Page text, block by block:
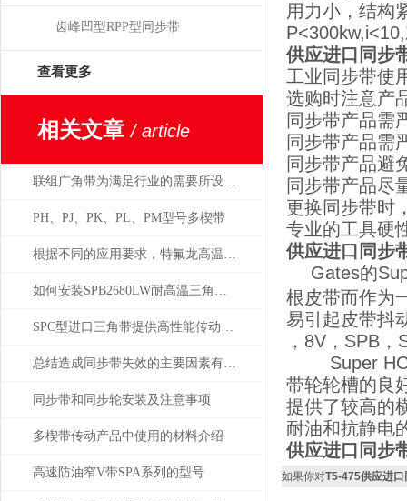
齿峰凹型RPP型同步带
查看更多
相关文章/ article
联组广角带为满足行业的需要所设计的分类
PH、PJ、PK、PL、PM型号多楔带
根据不同的应用要求，特氟龙高温布可分为4个不同等级
如何安装SPB2680LW耐高温三角带及保养传动装置
SPC型进口三角带提供高性能传动解决方案
总结造成同步带失效的主要因素有哪些，如何预防
同步带和同步轮安装及注意事项
多楔带传动产品中使用的材料介绍
高速防油窄V带SPA系列的型号
用力小，结构
供应进口同步
工业同步带使
选购时注意产
同步带产品需
同步带产品需
同步带产品避
同步带产品尽
更换同步带时
专业的工具硬
供应进口同步
Gates的
根皮带而作为
易引起皮带抖
，8V，SPB
Super HC
带轮轮槽的良
提供了较高的
耐油和抗静电
供应进口同步
如果你对T5-475供应进